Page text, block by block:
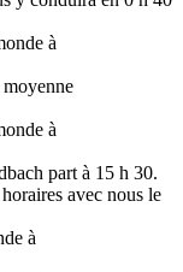
à
à
part à 15 h 30.
avec nous le
à